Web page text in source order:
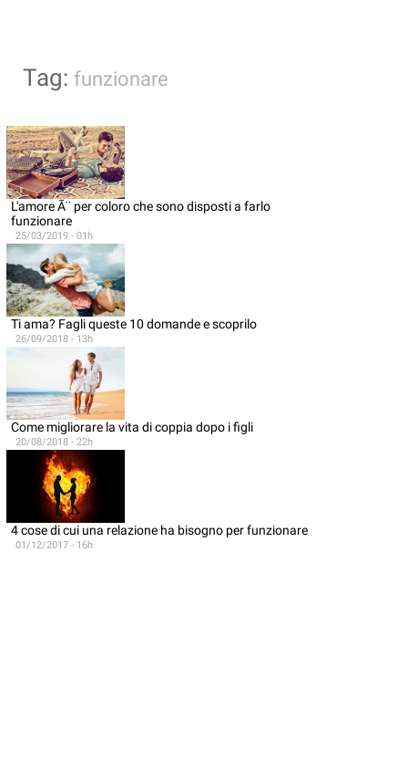
Tag: funzionare
L'amore Ã¨ per coloro che sono disposti a farlo
funzionare
25/03/2019 - 01h
Ti ama? Fagli queste 10 domande e scoprilo
26/09/2018 - 13h
Come migliorare la vita di coppia dopo i figli
20/08/2018 - 22h
4 cose di cui una relazione ha bisogno per funzionare
01/12/2017 - 16h